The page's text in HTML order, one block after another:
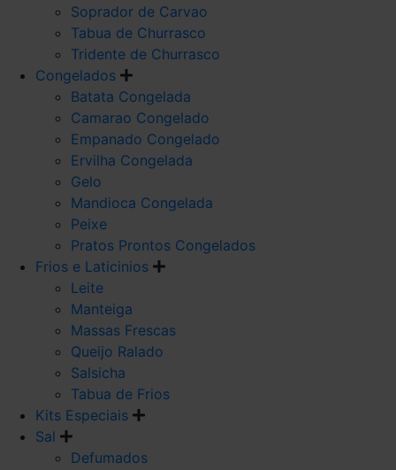
Soprador de Carvao
Tabua de Churrasco
Tridente de Churrasco
Congelados
Batata Congelada
Camarao Congelado
Empanado Congelado
Ervilha Congelada
Gelo
Mandioca Congelada
Peixe
Pratos Prontos Congelados
Frios e Laticinios
Leite
Manteiga
Massas Frescas
Queijo Ralado
Salsicha
Tabua de Frios
Kits Especiais
Sal
Defumados